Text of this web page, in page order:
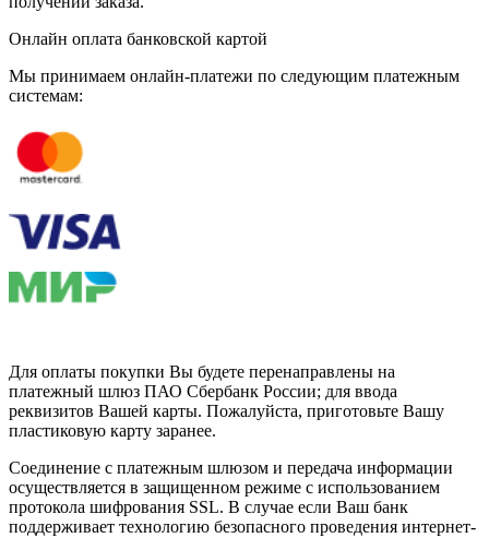
Онлайн оплата банковской картой
Мы принимаем онлайн-платежи по cледующим платежным
системам:
Для оплаты покупки Вы будете перенаправлены на
платежный шлюз ПАО Сбербанк России; для ввода
реквизитов Вашей карты. Пожалуйста, приготовьте Вашу
пластиковую карту заранее.
Соединение с платежным шлюзом и передача информации
осуществляется в защищенном режиме с использованием
протокола шифрования SSL. В случае если Ваш банк
поддерживает технологию безопасного проведения интернет-